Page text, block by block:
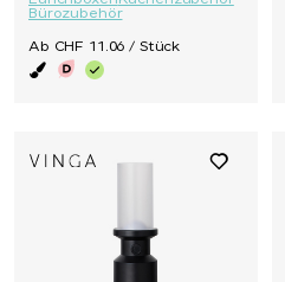
Bürozubehör
Ab CHF 11.06 / Stück